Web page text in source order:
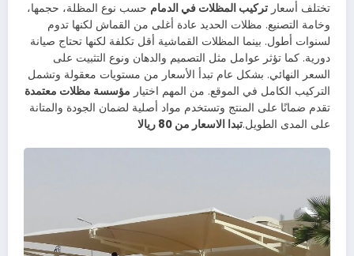
تختلف أسعار تركيب المظلات في الدمام حسب نوع المظلة، حجمها،
وخامة التصنيع. مظلات الحديد عادة أغلى من القماش لكنها تدوم
لسنوات أطول. بينما المظلات القماشية أقل تكلفة لكنها تحتاج صيانة
دورية. كما تؤثر عوامل مثل التصميم والدهان ونوع التثبيت على
السعر النهائي. بشكل عام تبدأ الأسعار من مستويات معقولة وتشمل
التركيب الكامل في الموقع. من المهم اختيار مؤسسة مظلات معتمدة
تقدم ضمانًا على المنتج وتستخدم مواد أصلية لضمان الجودة والمتانة
على المدى الطويل.تبدا الاسعار من 80 ريالا